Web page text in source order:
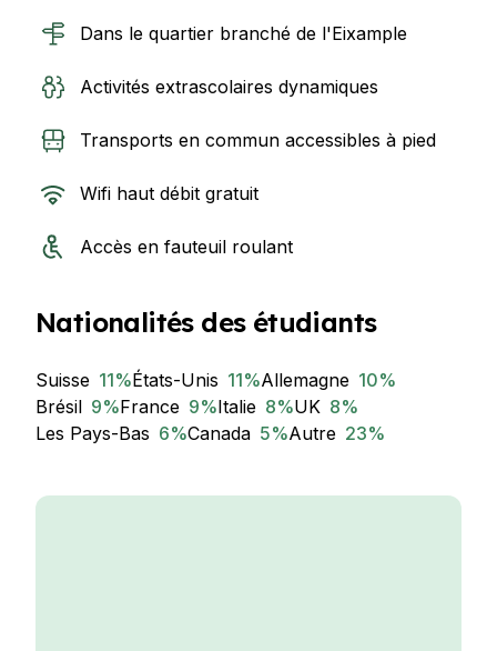
Dans le quartier branché de l'Eixample
Activités extrascolaires dynamiques
Transports en commun accessibles à pied
Wifi haut débit gratuit
Accès en fauteuil roulant
Nationalités des étudiants
Suisse 11%États-Unis 11%Allemagne 10%
Brésil 9%France 9%Italie 8%UK 8%
Les Pays-Bas 6%Canada 5%Autre 23%